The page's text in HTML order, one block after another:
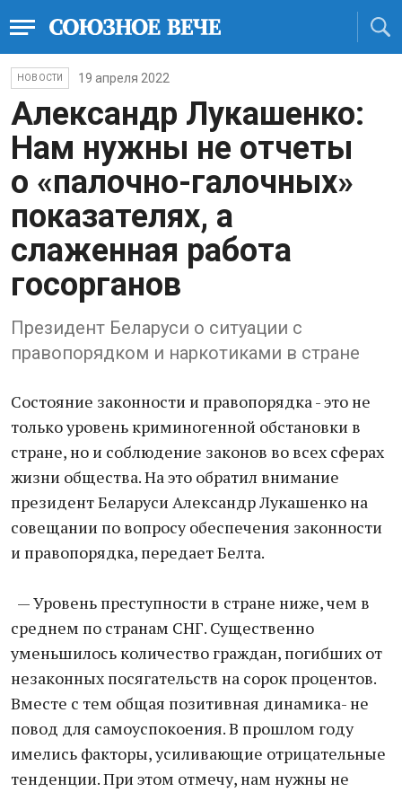
НОВОСТИ 19 апреля 2022
Александр Лукашенко:
Нам нужны не отчеты
о «палочно-галочных»
показателях, а
слаженная работа
госорганов
Президент Беларуси о ситуации с
правопорядком и наркотиками в стране
Состояние законности и правопорядка - это не
только уровень криминогенной обстановки в
стране, но и соблюдение законов во всех сферах
жизни общества. На это обратил внимание
президент Беларуси Александр Лукашенко на
совещании по вопросу обеспечения законности
и правопорядка, передает Белта.
— Уровень преступности в стране ниже, чем в
среднем по странам СНГ. Существенно
уменьшилось количество граждан, погибших от
незаконных посягательств на сорок процентов.
Вместе с тем общая позитивная динамика- не
повод для самоуспокоения. В прошлом году
имелись факторы, усиливающие отрицательные
тенденции. При этом отмечу, нам нужны не